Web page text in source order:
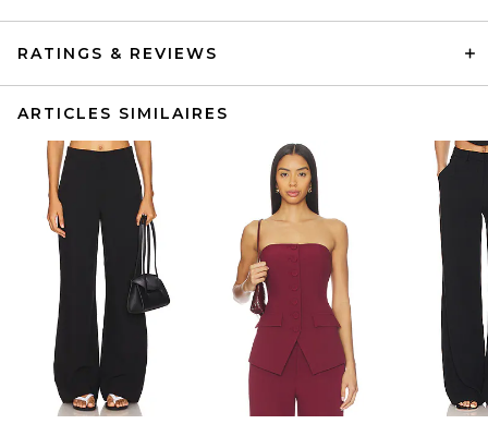
RATINGS & REVIEWS
ARTICLES SIMILAIRES